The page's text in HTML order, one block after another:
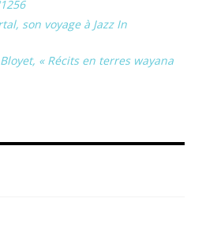
son voyage à Jazz In
« Récits en terres wayana